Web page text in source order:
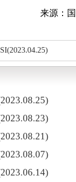
来源：